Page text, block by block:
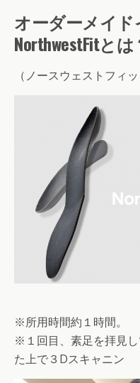
オーダーメイ
NorthwestFitとは
（ノースウェストフィ
※所用時間約１時間。
※１回目、素足を拝見
た上で３Dスキャニン